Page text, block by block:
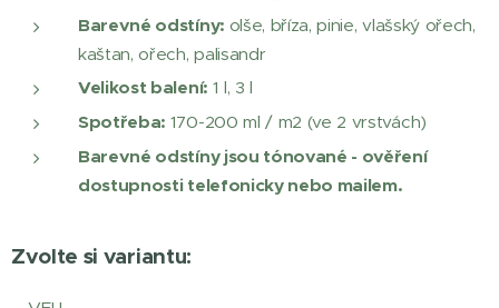
Barevné odstíny: olše, bříza, pinie, vlašský ořech,
kaštan, ořech, palisandr
Velikost balení: 1 l, 3 l
Spotřeba: 170-200 ml / m2 (ve 2 vrstvách)
Barevné odstíny jsou tónované - ověření
dostupnosti telefonicky nebo mailem.
Zvolte si variantu: